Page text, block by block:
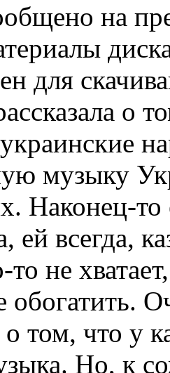
на
для
о
музыку
Наконец-то
ей всегда,
не
обогатить.
о том, что у
Но, к